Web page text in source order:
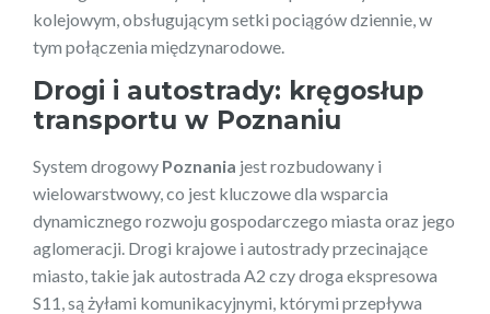
kolejowym, obsługującym setki pociągów dziennie, w
tym połączenia międzynarodowe.
Drogi i autostrady: kręgosłup
transportu w Poznaniu
System drogowy Poznania jest rozbudowany i
wielowarstwowy, co jest kluczowe dla wsparcia
dynamicznego rozwoju gospodarczego miasta oraz jego
aglomeracji. Drogi krajowe i autostrady przecinające
miasto, takie jak autostrada A2 czy droga ekspresowa
S11, są żyłami komunikacyjnymi, którymi przepływa